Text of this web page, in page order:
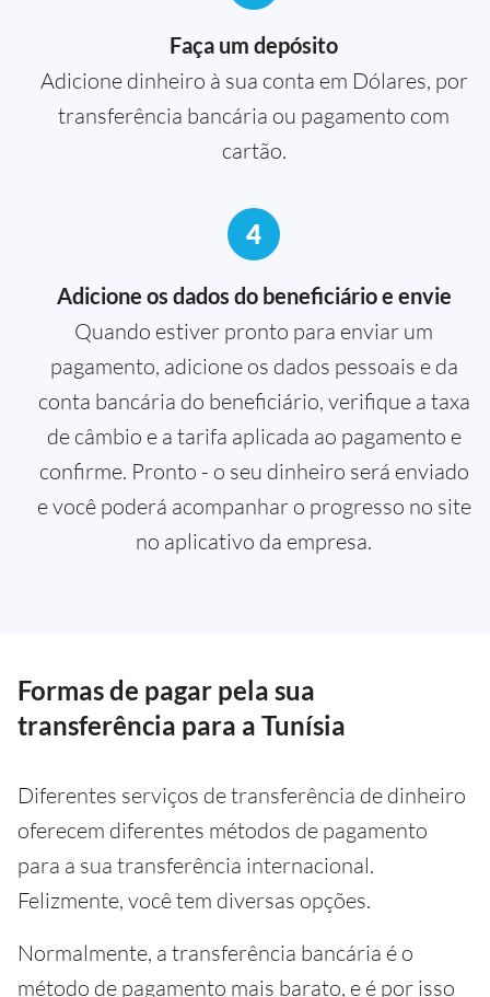
Faça um depósito
Adicione dinheiro à sua conta em Dólares, por
transferência bancária ou pagamento com
cartão.
4
Adicione os dados do beneficiário e envie
Quando estiver pronto para enviar um
pagamento, adicione os dados pessoais e da
conta bancária do beneficiário, verifique a taxa
de câmbio e a tarifa aplicada ao pagamento e
confirme. Pronto - o seu dinheiro será enviado
e você poderá acompanhar o progresso no site
no aplicativo da empresa.
Formas de pagar pela sua
transferência para a Tunísia
Diferentes serviços de transferência de dinheiro
oferecem diferentes métodos de pagamento
para a sua transferência internacional.
Felizmente, você tem diversas opções.
Normalmente, a transferência bancária é o
método de pagamento mais barato, e é por isso